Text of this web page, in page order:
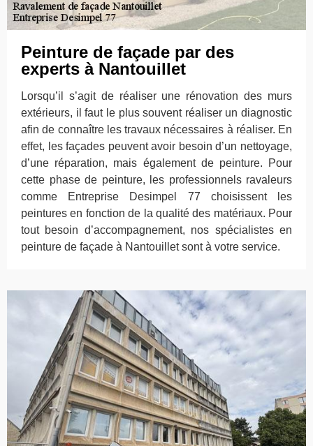
Peinture de façade par des
experts à Nantouillet
Lorsqu’il s’agit de réaliser une rénovation des murs
extérieurs, il faut le plus souvent réaliser un diagnostic
afin de connaître les travaux nécessaires à réaliser. En
effet, les façades peuvent avoir besoin d’un nettoyage,
d’une réparation, mais également de peinture. Pour
cette phase de peinture, les professionnels ravaleurs
comme Entreprise Desimpel 77 choisissent les
peintures en fonction de la qualité des matériaux. Pour
tout besoin d’accompagnement, nos spécialistes en
peinture de façade à Nantouillet sont à votre service.